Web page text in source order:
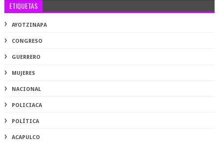
ETIQUETAS
AYOTZINAPA
CONGRESO
GUERRERO
MUJERES
NACIONAL
POLICIACA
POLÍTICA
ACAPULCO